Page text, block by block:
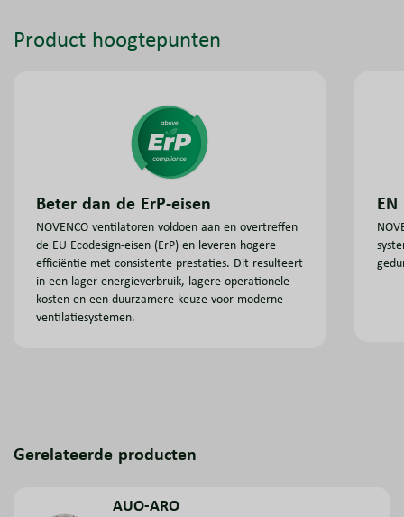
Product hoogtepunten
Beter dan de ErP-eisen
NOVENCO ventilatoren voldoen aan en overtreffen
de EU Ecodesign-eisen (ErP) en leveren hogere
efficiëntie met consistente prestaties. Dit resulteert
in een lager energieverbruik, lagere operationele
kosten en een duurzamere keuze voor moderne
ventilatiesystemen.
Gerelateerde producten
AUO-ARO